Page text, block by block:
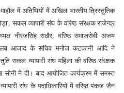
में अतिथियों में अखिल भारतीय त्रिस्तुतिक
सकल व्यापारी संघ के वरिष्ठ संरक्षक राजेन्द्र
नीरजसिंह राठौर, वरिष्ठ समाजसेवी अजय
क्लब आजाद के सचिव मनोज कटकानी आदि ने
सकल व्यापारी संघ महिला की वरिष्ठ संरक्षक
सोनी ने दी। बाद आयोजित कार्यक्रम में समस्त
संघ के पदाधिकारियों में वरिष्ठ पंकज जैन